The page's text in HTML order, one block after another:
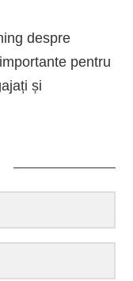
despre
pentru
și